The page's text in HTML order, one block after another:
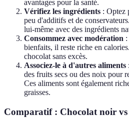
avantages pour la santé.
Vérifiez les ingrédients : Optez
peu d'additifs et de
lui-même avec des ingrédients
Consommez avec modération
bienfaits, il reste riche en
chocolat sans excès.
Associez-le à d'autres aliments
des fruits secs ou des noix pour
Ces aliments sont également
graisses.
Comparatif : Chocolat noir